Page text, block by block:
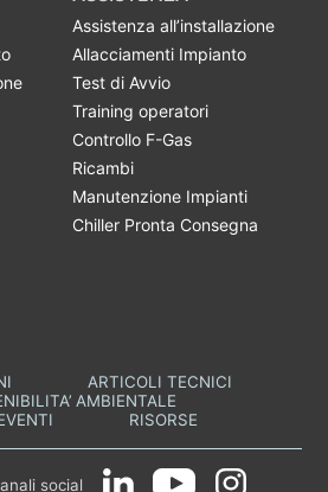
Assistenza all’installazione
Allacciamenti Impianto
Test di Avvio
Training operatori
Controllo F-Gas
Ricambi
Manutenzione Impianti
Chiller Pronta Consegna
ARTICOLI TECNICI
AMBIENTALE
RISORSE
social